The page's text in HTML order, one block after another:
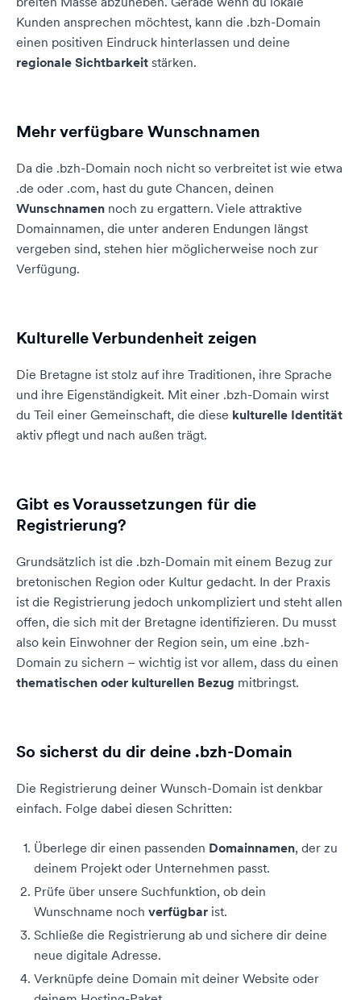
Kunden ansprechen möchtest, kann die .bzh-Domain
einen positiven Eindruck hinterlassen und deine
regionale Sichtbarkeit stärken.
Mehr verfügbare Wunschnamen
Da die .bzh-Domain noch nicht so verbreitet ist wie etwa
.de oder .com, hast du gute Chancen, deinen
Wunschnamen noch zu ergattern. Viele attraktive
Domainnamen, die unter anderen Endungen längst
vergeben sind, stehen hier möglicherweise noch zur
Verfügung.
Kulturelle Verbundenheit zeigen
Die Bretagne ist stolz auf ihre Traditionen, ihre Sprache
und ihre Eigenständigkeit. Mit einer .bzh-Domain wirst
du Teil einer Gemeinschaft, die diese kulturelle Identität
aktiv pflegt und nach außen trägt.
Gibt es Voraussetzungen für die
Registrierung?
Grundsätzlich ist die .bzh-Domain mit einem Bezug zur
bretonischen Region oder Kultur gedacht. In der Praxis
ist die Registrierung jedoch unkompliziert und steht allen
offen, die sich mit der Bretagne identifizieren. Du musst
also kein Einwohner der Region sein, um eine .bzh-
Domain zu sichern – wichtig ist vor allem, dass du einen
thematischen oder kulturellen Bezug mitbringst.
So sicherst du dir deine .bzh-Domain
Die Registrierung deiner Wunsch-Domain ist denkbar
einfach. Folge dabei diesen Schritten:
Überlege dir einen passenden Domainnamen, der zu
deinem Projekt oder Unternehmen passt.
Prüfe über unsere Suchfunktion, ob dein
Wunschname noch verfügbar ist.
Schließe die Registrierung ab und sichere dir deine
neue digitale Adresse.
Verknüpfe deine Domain mit deiner Website oder